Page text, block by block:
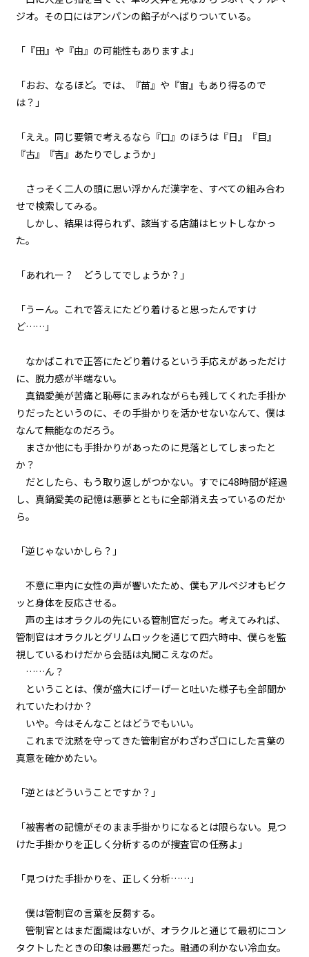
ビューワー設定
文字サイズ
フォント
黒 白
横組み
第２話
＞
『Monsters（怪物たち）』＜３
第２話
『Monsters（怪物たち）』＜４
＞
第２話
＞
『Monsters（怪物たち）』＜６
＞
第２話
『Monsters（怪物たち）』＜８
＞
『Monsters（怪物たち）』＜９
第２話
『Monsters（怪物たち）』＜１
２＞
『Monsters（怪物たち）』＜１
３＞
第２話
『Monsters（怪物たち）』＜１
第２話
第２話
６＞
第２話
『Monsters（怪物たち）』＜１
７＞
ジオ。その口にはアンパンの餡子がへばりついている。
「『田』や『由』の可能性もありますよ」
「おお、なるほど。では、『苗』や『宙』もあり得るので
は？」
「ええ。同じ要領で考えるなら『口』のほうは『日』『目』
『古』『吉』あたりでしょうか」
さっそく二人の頭に思い浮かんだ漢字を、すべての組み合わ
せで検索してみる。
しかし、結果は得られず、該当する店舗はヒットしなかっ
た。
「あれれー？ どうしてでしょうか？」
「うーん。これで答えにたどり着けると思ったんですけ
ど……」
なかばこれで正答にたどり着けるという手応えがあっただけ
に、脱力感が半端ない。
真鍋愛美が苦痛と恥辱にまみれながらも残してくれた手掛か
りだったというのに、その手掛かりを活かせないなんて、僕は
なんて無能なのだろう。
まさか他にも手掛かりがあったのに見落としてしまったと
か？
だとしたら、もう取り返しがつかない。すでに48時間が経過
し、真鍋愛美の記憶は悪夢とともに全部消え去っているのだか
ら。
「逆じゃないかしら？」
不意に車内に女性の声が響いたため、僕もアルペジオもビク
ッと身体を反応させる。
声の主はオラクルの先にいる管制官だった。考えてみれば、
管制官はオラクルとグリムロックを通じて四六時中、僕らを監
視しているわけだから会話は丸聞こえなのだ。
……ん？
ということは、僕が盛大にげーげーと吐いた様子も全部聞か
れていたわけか？
いや。今はそんなことはどうでもいい。
これまで沈黙を守ってきた管制官がわざわざ口にした言葉の
真意を確かめたい。
「逆とはどういうことですか？」
「被害者の記憶がそのまま手掛かりになるとは限らない。見つ
けた手掛かりを正しく分析するのが捜査官の任務よ」
「見つけた手掛かりを、正しく分析……」
僕は管制官の言葉を反芻する。
管制官とはまだ面識はないが、オラクルと通じて最初にコン
タクトしたときの印象は最悪だった。融通の利かない冷血女。